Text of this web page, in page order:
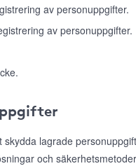
av personuppgifter.
av personuppgifter.
lagrade
och